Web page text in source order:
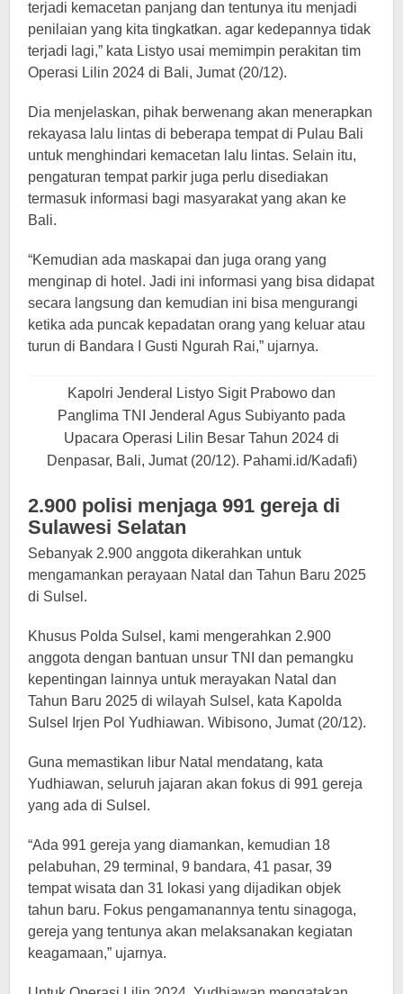
terjadi kemacetan panjang dan tentunya itu menjadi
penilaian yang kita tingkatkan. agar kedepannya tidak
terjadi lagi,” kata Listyo usai memimpin perakitan tim
Operasi Lilin 2024 di Bali, Jumat (20/12).
Dia menjelaskan, pihak berwenang akan menerapkan
rekayasa lalu lintas di beberapa tempat di Pulau Bali
untuk menghindari kemacetan lalu lintas. Selain itu,
pengaturan tempat parkir juga perlu disediakan
termasuk informasi bagi masyarakat yang akan ke
Bali.
“Kemudian ada maskapai dan juga orang yang
menginap di hotel. Jadi ini informasi yang bisa didapat
secara langsung dan kemudian ini bisa mengurangi
ketika ada puncak kepadatan orang yang keluar atau
turun di Bandara I Gusti Ngurah Rai,” ujarnya.
Kapolri Jenderal Listyo Sigit Prabowo dan
Panglima TNI Jenderal Agus Subiyanto pada
Upacara Operasi Lilin Besar Tahun 2024 di
Denpasar, Bali, Jumat (20/12). Pahami.id/Kadafi)
2.900 polisi menjaga 991 gereja di
Sulawesi Selatan
Sebanyak 2.900 anggota dikerahkan untuk
mengamankan perayaan Natal dan Tahun Baru 2025
di Sulsel.
Khusus Polda Sulsel, kami mengerahkan 2.900
anggota dengan bantuan unsur TNI dan pemangku
kepentingan lainnya untuk merayakan Natal dan
Tahun Baru 2025 di wilayah Sulsel, kata Kapolda
Sulsel Irjen Pol Yudhiawan. Wibisono, Jumat (20/12).
Guna memastikan libur Natal mendatang, kata
Yudhiawan, seluruh jajaran akan fokus di 991 gereja
yang ada di Sulsel.
“Ada 991 gereja yang diamankan, kemudian 18
pelabuhan, 29 terminal, 9 bandara, 41 pasar, 39
tempat wisata dan 31 lokasi yang dijadikan objek
tahun baru. Fokus pengamanannya tentu sinagoga,
gereja yang tentunya akan melaksanakan kegiatan
keagamaan,” ujarnya.